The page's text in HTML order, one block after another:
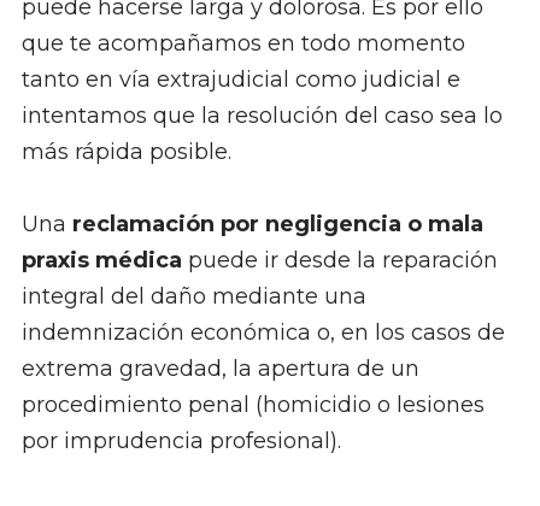
puede hacerse larga y dolorosa. Es por ello
que te acompañamos en todo momento
tanto en vía extrajudicial como judicial e
intentamos que la resolución del caso sea lo
más rápida posible.
Una reclamación por negligencia o mala
praxis médica puede ir desde la reparación
integral del daño mediante una
indemnización económica o, en los casos de
extrema gravedad, la apertura de un
procedimiento penal (homicidio o lesiones
por imprudencia profesional).